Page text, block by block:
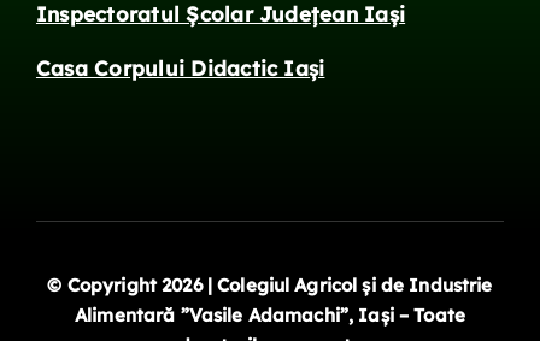
Inspectoratul Școlar Județean Iași
Casa Corpului Didactic Iași
© Copyright 2026 | Colegiul Agricol și de Industrie
Alimentară ”Vasile Adamachi”, Iași – Toate